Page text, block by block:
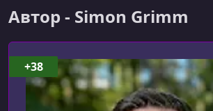
УРОК 7.
УРОК 8.
Display Circle, Polygon & Polyline
УРОК 9.
Автор - Simon Grimm
+38